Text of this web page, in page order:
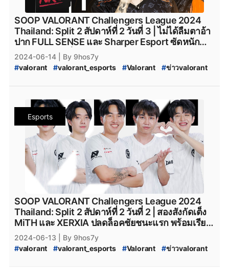
team_nkt_valorant #XOXO_01 #XOXO_01_VALORANT
#VALORANT_XOXO_01 #riotgames #ESL #afreecatv
#afreecatv_valorant # Afreeca #FPSThailand #fps
#fpsthailand #soop #SOOP
SOOP VALORANT Challengers League 2024
Thailand: Split 2 สัปดาห์ที่ 2 วันที่ 3 | ไม่ได้ลืมตาอ้า
ปาก FULL SENSE และ Sharper Esport ซัดหนัก
พร้อมกอดคอเก็บชัยแบบไม่หยุด
2024-06-14
| By 9hos7y
#valorant #valorant_esports #Valorant #ข่าวvalorant
VALORANT_Challengers_2024_Split_2
ทีมvalorant
valorantทีมไทย #Riot #เกมriotgames #MiTH #mith
mith_valorant #mith.valorant
FullSense
fullsense_valorant # fullsense #full_sense
valorant_full_sense
attackallaroud
AttackAllAround # Attack_All_Around
Attack-All-Around # AAA.Valorant #AAA
aaa_valorant teamnkt_valorant #Team-NKT
team_nkt_valorant #XOXO_01 #XOXO_01_VALORANT
#VALORANT_XOXO_01 # riotgames #ESL #afreecatv
#afreecatv_valorant # Afreeca #FPSThailand #fps
#fpsthailand #soop #SOOP
Esports
SOOP VALORANT Challengers League 2024
Thailand: Split 2 สัปดาห์ที่ 2 วันที่ 2 | สองสังกัดเต็ง
MiTH และ XERXIA ปลดล็อคชัยชนะแรก พร้อมเรียก
ฟอร์มสุดตึงกลับเข้าสู่สนาม
2024-06-13
| By 9hos7y
#valorant #valorant_esports #Valorant #ข่าวvalorant